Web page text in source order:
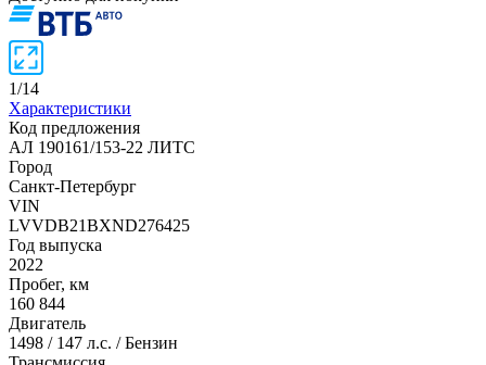
1/14
Характеристики
Код предложения
АЛ 190161/153-22 ЛИТС
Город
Санкт-Петербург
VIN
LVVDB21BXND276425
Год выпуска
2022
Пробег, км
160 844
Двигатель
1498 / 147 л.с. / Бензин